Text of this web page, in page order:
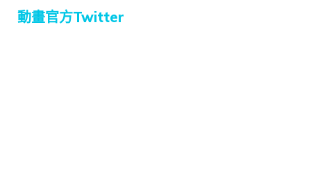
動畫官方Twitter